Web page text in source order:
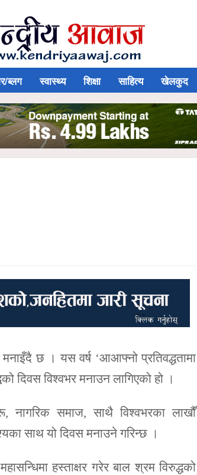
ब्लग स्वास्थ्य शिक्षा साहित्य खेलकुद
छ । यस वर्ष ‘आआफ्नो प्रतिवद्धतामा
दिवस विश्वभर मनाउन लागिएको हो ।
नागरिक समाज, साथै विश्वभरका लाखौँ
साथ यो दिवस मनाउने गरिन्छ ।
हस्ताक्षर गरेर बाल श्रम विरुद्धको